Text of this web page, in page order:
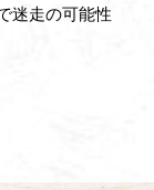
走の可能性